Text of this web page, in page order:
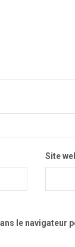
Site
le navigateur